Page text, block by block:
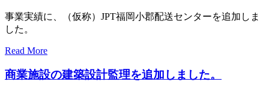
事業実績に、（仮称）JPT福岡小郡配送センターを追加しま
した。
Read More
商業施設の建築設計監理を追加しました。